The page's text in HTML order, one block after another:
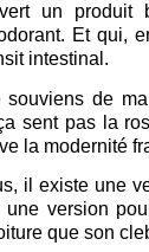
un produit
Et qui,
intestinal.
souviens de
sent pas la
la modernité
il existe une
une version
que son